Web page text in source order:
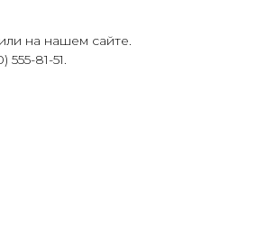
на нашем сайте.
81-51.